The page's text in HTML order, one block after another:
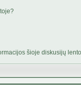
šioje diskusijų